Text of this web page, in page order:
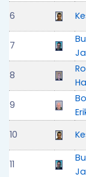
6
7
8
9
10
11